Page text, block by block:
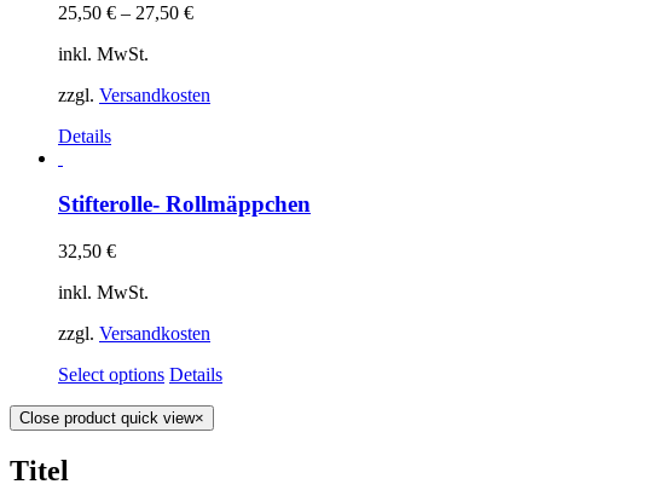
25,50 € – 27,50 €
inkl. MwSt.
zzgl. Versandkosten
Details
Stifterolle- Rollmäppchen
32,50 €
inkl. MwSt.
zzgl. Versandkosten
Select options Details
Close product quick view×
Titel